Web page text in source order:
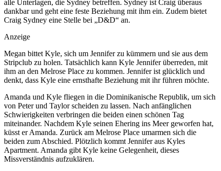
alle Unterlagen, die Sydney betreffen. Sydney ist Craig überaus
dankbar und geht eine feste Beziehung mit ihm ein. Zudem bietet
Craig Sydney eine Stelle bei „D&D“ an.
Anzeige
Megan bittet Kyle, sich um Jennifer zu kümmern und sie aus dem
Stripclub zu holen. Tatsächlich kann Kyle Jennifer überreden, mit
ihm an den Melrose Place zu kommen. Jennifer ist glücklich und
denkt, dass Kyle eine ernsthafte Beziehung mit ihr führen möchte.
Amanda und Kyle fliegen in die Dominikanische Republik, um sich
von Peter und Taylor scheiden zu lassen. Nach anfänglichen
Schwierigkeiten verbringen die beiden einen schönen Tag
miteinander. Nachdem Kyle seinen Ehering ins Meer geworfen hat,
küsst er Amanda. Zurück am Melrose Place umarmen sich die
beiden zum Abschied. Plötzlich kommt Jennifer aus Kyles
Apartment. Amanda gibt Kyle keine Gelegenheit, dieses
Missverständnis aufzuklären.